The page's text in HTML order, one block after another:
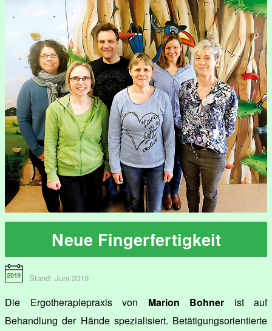
Neue Fingerfertigkeit
Stand: Juni 2019
Die Ergotherapiepraxis von Marion Bohner ist auf
Behandlung der Hände spezialisiert. Betätigungsorientierte